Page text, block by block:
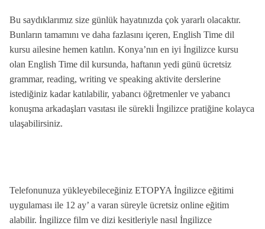
Bu saydıklarımız size günlük hayatınızda çok yararlı olacaktır.
Bunların tamamını ve daha fazlasını içeren, English Time dil
kursu ailesine hemen katılın. Konya’nın en iyi İngilizce kursu
olan English Time dil kursunda, haftanın yedi günü ücretsiz
grammar, reading, writing ve speaking aktivite derslerine
istediğiniz kadar katılabilir, yabancı öğretmenler ve yabancı
konuşma arkadaşları vasıtası ile sürekli İngilizce pratiğine kolayca
ulaşabilirsiniz.
Telefonunuza yükleyebileceğiniz ETOPYA İngilizce eğitimi
uygulaması ile 12 ay’ a varan süreyle ücretsiz online eğitim
alabilir. İngilizce film ve dizi kesitleriyle nasıl İngilizce